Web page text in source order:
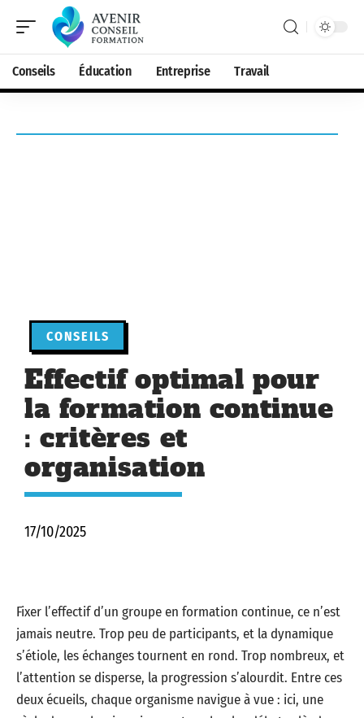
Conseils Éducation Entreprise Travail
CONSEILS
Effectif optimal pour
la formation continue
: critères et
organisation
17/10/2025
Fixer l’effectif d’un groupe en formation continue, ce n’est
jamais neutre. Trop peu de participants, et la dynamique
s’étiole, les échanges tournent en rond. Trop nombreux, et
l’attention se disperse, la progression s’alourdit. Entre ces
deux écueils, chaque organisme navigue à vue : ici, une